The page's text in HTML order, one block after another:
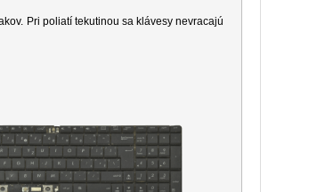
Pri poliatí tekutinou sa klávesy nevracajú